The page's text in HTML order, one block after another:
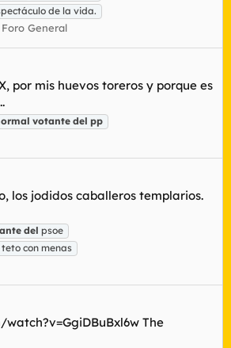
de la vida.
Foro General
por mis huevos toreros y porque es
votante del pp
los jodidos caballeros templarios.
del psoe
con menas
The